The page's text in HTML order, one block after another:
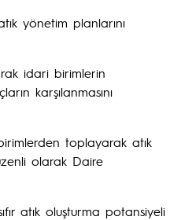
yönetim planlarını
idari birimlerin
karşılanmasını
toplayarak atık
olarak Daire
atık oluşturma potansiyeli